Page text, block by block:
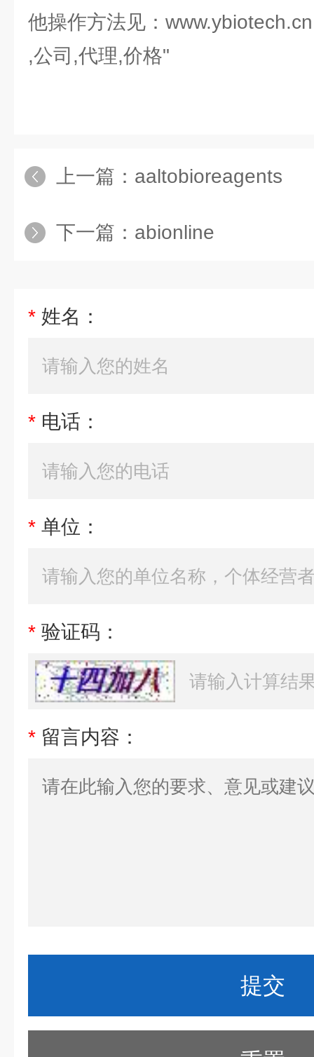
他操作方法见：www.ybiotech.cn
,公司,代理,价格"
上一篇： aaltobioreagents
下一篇： abionline
* 姓名：
* 电话：
* 单位：
* 验证码：
* 留言内容：